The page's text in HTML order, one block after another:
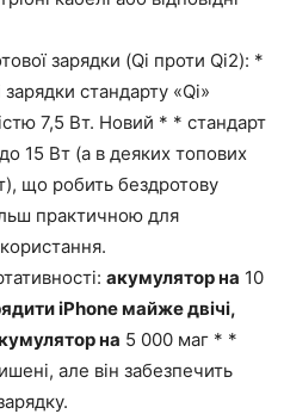
зарядки (Qi проти Qi2): *
зарядки стандарту «Qi»
7,5 Вт. Новий * * стандарт
15 Вт (а в деяких топових
що робить бездротову
практичною для
акумулятор на 10
iPhone майже двічі,
на 5 000 маг * *
але він забезпечить